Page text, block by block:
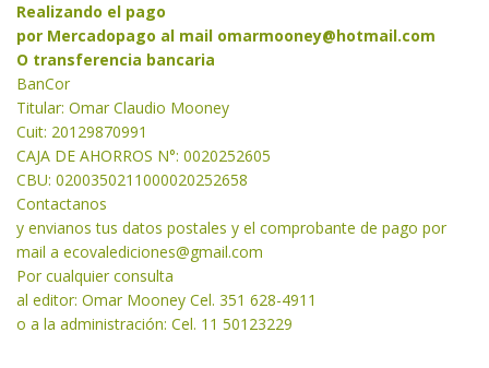
Realizando el pago
por Mercadopago al mail omarmooney@hotmail.com
O transferencia bancaria
BanCor
Titular: Omar Claudio Mooney
Cuit: 20129870991
CAJA DE AHORROS N°: 0020252605
CBU: 0200350211000020252658
Contactanos
y envianos tus datos postales y el comprobante de pago por
mail a ecovalediciones@gmail.com
Por cualquier consulta
al editor: Omar Mooney Cel. 351 628-4911
o a la administración: Cel. 11 50123229